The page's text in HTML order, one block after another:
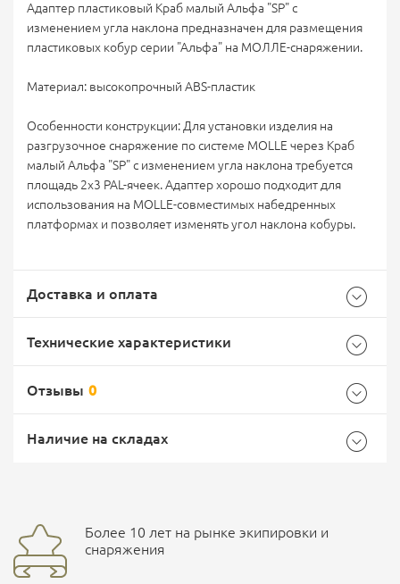
Адаптер пластиковый Краб малый Альфа "SP" с
изменением угла наклона предназначен для размещения
пластиковых кобур серии "Альфа" на МОЛЛЕ-снаряжении.
Материал: высокопрочный ABS-пластик
Особенности конструкции: Для установки изделия на
разгрузочное снаряжение по системе MOLLE через Краб
малый Альфа "SP" с изменением угла наклона требуется
площадь 2х3 PAL-ячеек. Адаптер хорошо подходит для
использования на MOLLE-совместимых набедренных
платформах и позволяет изменять угол наклона кобуры.
Доставка и оплата
Доставка Почтой России
EMS Почта России
Доставка курьерской службой СДЭК -
Технические характеристики
Цвет черный
Бренд Stich Profi
Страна производитель
Отзывы 0
Ваш отзыв
Наличие на складах
улица Маяковского, 10
Более 10 лет на рынке экипировки и
снаряжения